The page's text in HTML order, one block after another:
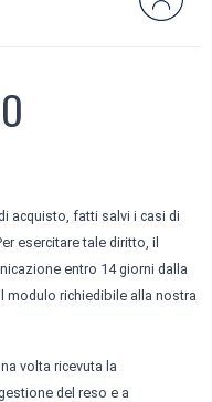
acquisto, fatti salvi i casi di
esercitare tale diritto, il
entro 14 giorni dalla
modulo richiedibile alla nostra
volta ricevuta la
del reso e a